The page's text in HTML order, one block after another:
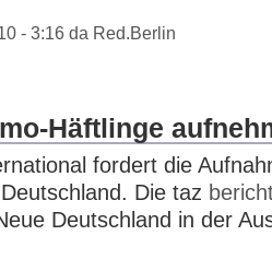
- 3:16 da Red.Berlin
Häftlinge
fordert die
Die taz
Deutschland in der